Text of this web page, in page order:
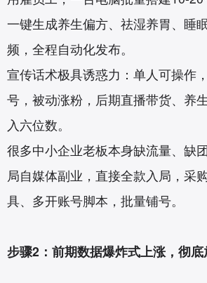
一键生成养生偏方、祛湿养胃、睡
频，全程自动化发布。
宣传话术极具诱惑力：单人可操作
号，被动涨粉，后期直播带货、养
入六位数。
很多中小企业老板本身缺流量、缺
局自媒体副业，直接全款入局，采
具、多开账号脚本，批量铺号。
步骤2：前期数据爆炸式上涨，彻